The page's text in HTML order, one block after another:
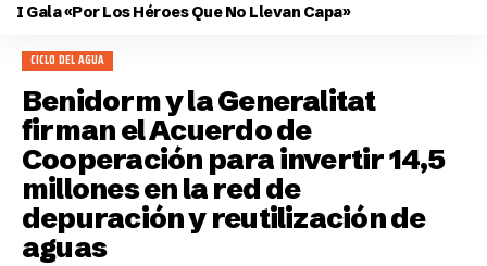
tamaño
fuente
I Gala «Por Los Héroes Que No Llevan Capa»
CICLO DEL AGUA
Benidorm y la Generalitat
firman el Acuerdo de
Cooperación para invertir 14,5
millones en la red de
depuración y reutilización de
aguas